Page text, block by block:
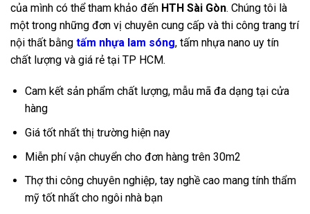
của mình có thể tham khảo đến HTH Sài Gòn. Chúng tôi là
một trong những đơn vị chuyên cung cấp và thi công trang trí
nội thất bằng tấm nhựa lam sóng, tấm nhựa nano uy tín
chất lượng và giá rẻ tại TP HCM.
Cam kết sản phẩm chất lượng, mẫu mã đa dạng tại cửa
hàng
Giá tốt nhất thị trường hiện nay
Miễn phí vận chuyển cho đơn hàng trên 30m2
Thợ thi công chuyên nghiệp, tay nghề cao mang tính thẩm
mỹ tốt nhất cho ngôi nhà bạn